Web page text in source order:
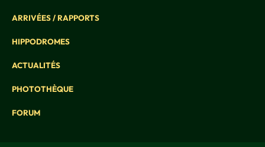
ARRIVÉES / RAPPORTS
HIPPODROMES
ACTUALITÉS
PHOTOTHÈQUE
FORUM